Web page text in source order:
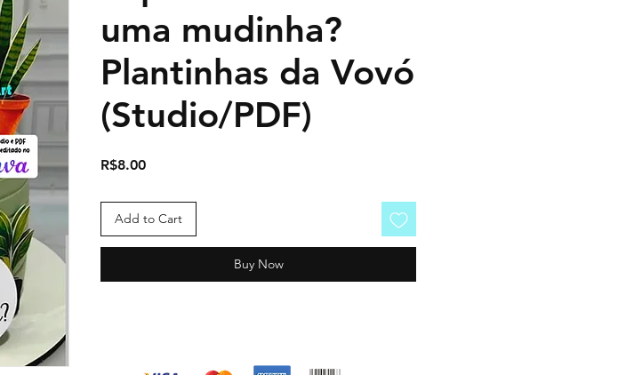
uma mudinha?
Plantinhas da Vovó
(Studio/PDF)
R$8.00Price
Add to Cart
Buy Now